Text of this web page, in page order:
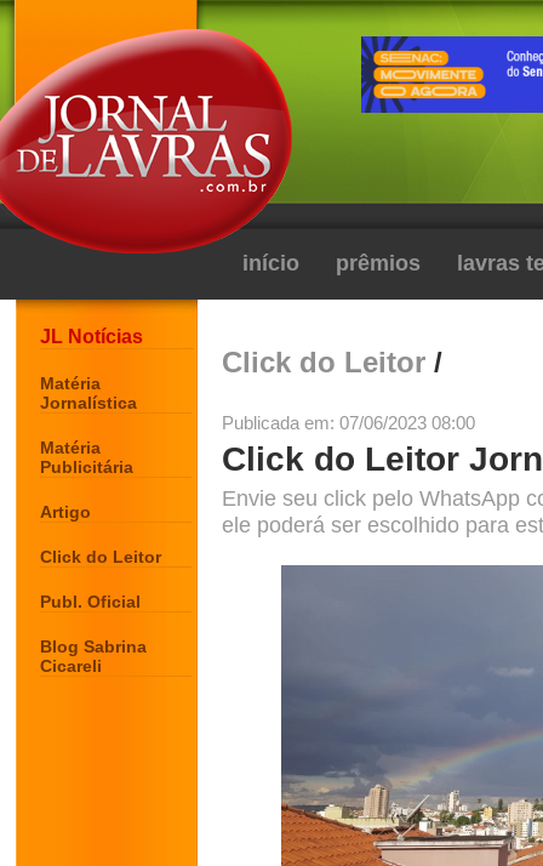
início prêmios lavras
JL Notícias
Matéria
Jornalística
Matéria
Publicitária
Artigo
Click do Leitor
Publ. Oficial
Blog Sabrina
Cicareli
Click do Leitor /
Publicada em: 07/06/2023 08:00
Click do Leitor
Envie seu click pelo WhatsApp
ele poderá ser escolhido para